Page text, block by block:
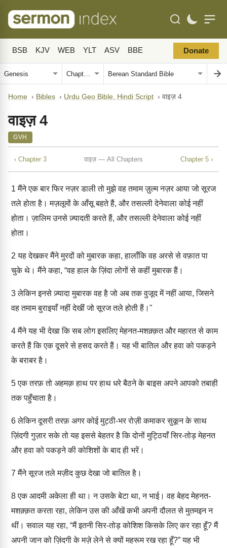
BSB KJV WEB YLT ASV BBE Donate
Home › Bibles › Urdu Geo Bible, Hindi Script › वाइज़ 4
वाइज़ 4
GVH
‹ Chapter 3 वाइज़ — All Chapters Chapter 5 ›
1 मैंने एक बार फिर नज़र डाली तो मुझे वह तमाम ज़ुल्म नज़र आया जो सूरज
तले होता है। मज़लूमों के आँसू बहते हैं, और तसल्ली देनेवाला कोई नहीं
होता। ज़ालिम उनसे ज़्यादती करते हैं, और तसल्ली देनेवाला कोई नहीं
होता।
2 यह देखकर मैंने मुरदों को मुबारक कहा, हालाँकि वह अरसे से वफ़ात पा
चुके थे। मैंने कहा, “वह हाल के ज़िंदा लोगों से कहीं मुबारक हैं।
3लेकिन इनसे ज़्यादा मुबारक वह है जो अब तक वुजूद में नहीं आया, जिसने
वह तमाम बुराइयाँ नहीं देखीं जो सूरज तले होती हैं।"
4मैंने यह भी देखा कि सब लोग इसलिए मेहनत-मशक़्क़त और महारत से काम
करते हैं कि एक दूसरे से हसद करते हैं। यह भी बातिल और हवा को पकड़ने
के बराबर है।
5एक तरफ़ तो अहमक़ हाथ पर हाथ धरे बैठने के बाइस अपने आपको तबाही
तक पहुँचाता है।
6लेकिन दूसरी तरफ़ अगर कोई मुट्ठी-भर रोज़ी कमाकर सुकून के साथ
ज़िंदगी गुज़ार सके तो यह इससे बेहतर है कि दोनों मुट्ठियाँ सिर-तोड़ मेहनत
और हवा को पकड़ने की कोशिशों के बाद ही भरें।
7 मैंने सूरज तले मज़ीद कुछ देखा जो बातिल है।
8एक आदमी अकेला ही था। न उसके बेटा था, न भाई। वह बेहद मेहनत-
मशक़्क़त करता रहा, लेकिन उस की आँखें कभी अपनी दौलत से मुतमइन न
थीं। सवाल यह रहा, “मैं इतनी सिर-तोड़ कोशिश किसके लिए कर रहा हूँ? मैं
अपनी जान को ज़िंदगी के मज़े लेने से क्यों महरूम रख रहा हूँ?” यह भी